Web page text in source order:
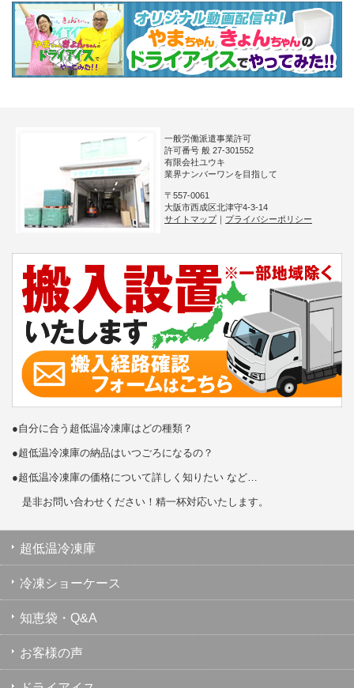
一般労働派遣事業許可
許可番号 般 27-301552
有限会社ユウキ
業界ナンバーワンを目指して
〒557-0061
大阪市西成区北津守4-3-14
サイトマップ
プライバシーポリシー
●自分に合う超低温冷凍庫はどの種類？
●超低温冷凍庫の納品はいつごろになるの？
●超低温冷凍庫の価格について詳しく知りたい など…
是非お問い合わせください！精一杯対応いたします。
超低温冷凍庫
冷凍ショーケース
知恵袋・Q&A
お客様の声